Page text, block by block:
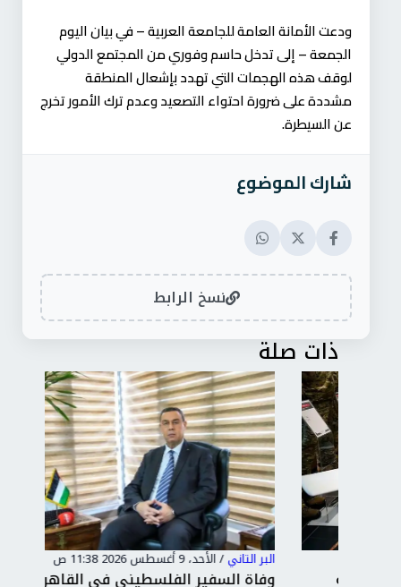
ودعت الأمانة العامة للجامعة العربية – في بيان اليوم
الجمعة – إلى تدخل حاسم وفوري من المجتمع الدولي
لوقف هذه الهجمات التي تهدد بإشعال المنطقة
مشددة على ضرورة احتواء التصعيد وعدم ترك الأمور تخرج
عن السيطرة.
شارك الموضوع
نسخ الرابط
ذات صلة
الأحد، 9 أغسطس 2026 11:38 ص
وفاة السفير الفلسطيني في القاهرة دياب